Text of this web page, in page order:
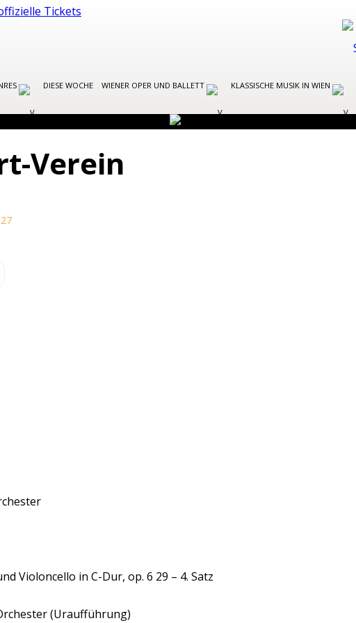
DIESE WOCHE WIENER OPER UND BALLETT KLASSISCHE MUSIK IN WIEN
Verein
Violoncello in C-Dur, op. 6 29 – 4. Satz
(Uraufführung)